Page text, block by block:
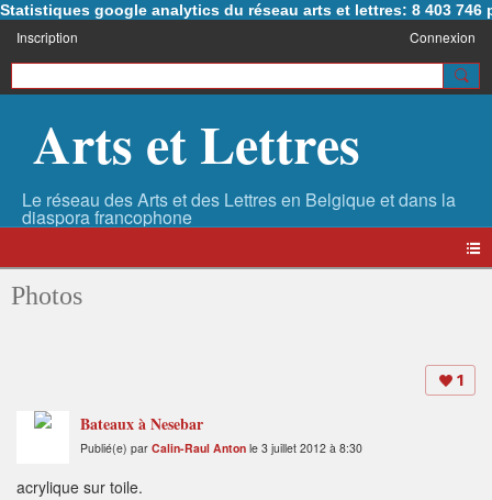
Statistiques google analytics du réseau arts et lettres: 8 403 746
Inscription Connexion
Arts et Lettres
Photos
1
Bateaux à Nesebar
Publié(e) par Calin-Raul Anton le 3 juillet 2012 à 8:30
acrylique sur toile.